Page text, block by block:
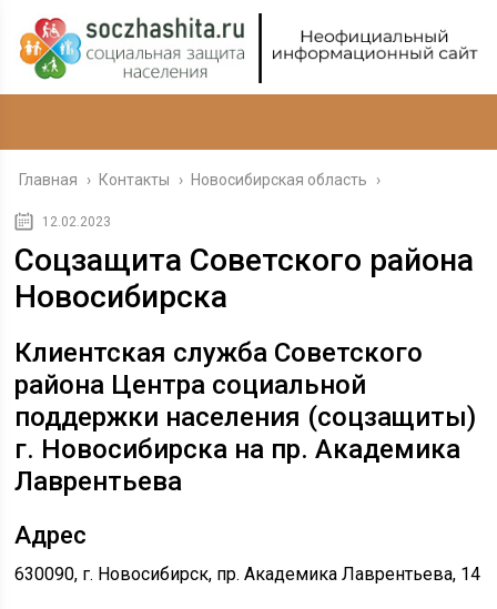
Главная › Контакты › Новосибирская область ›
12.02.2023
Соцзащита Советского района
Новосибирска
Клиентская служба Советского
района Центра социальной
поддержки населения (соцзащиты)
г. Новосибирска на пр. Академика
Лаврентьева
Адрес
630090, г. Новосибирск, пр. Академика Лаврентьева, 14